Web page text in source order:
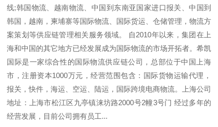
线;韩国物流、越南物流、中国到东南亚国家进口报关、中国到
韩国，越南，柬埔寨等国际物流、国际货运、仓储管理，物流方
案策划等供应链管理相关服务领域。 自2010年以来，集团在上
海和中国的其它地方已经发展成为国际物流的市场开拓者。希凯
国际是一家综合性的国际物流供应链公司，总部位于中国上海
市，注册资本1000万元，经营范围包含：国际货物运输代理，
报关，快件，海运、空运、陆运，国际跨境电商物流。上海公司
地址：上海市松江区九亭镇涞坊路2000号2幢3号门 经过多年的
经营发展，目前公司拥有员工...